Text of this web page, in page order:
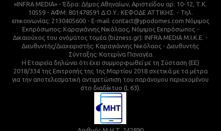
«INFRA MEDIA» - Έδρα: Δήμος Αθηναίων, Αριστείδου αρ. 10-12, Τ.Κ.
10559 - ΑΦΜ: 801478591 Δ.Ο.Υ.: ΚΕΦΟΔΕ ΑΤΤΙΚΗΣ. - Τηλ.
επικοινωνίας: 2130405600 - E-mail: contact@ypodomes.com Νόμιμος
Εκπρόσωπος: Καραγιάννης Νικόλαος, Νόμιμος Εκπρόσωπος -
Δικαιούχος του ονόματος τομέα (bizness.gr): INFRA MEDIA M.I.K.E. -
Διευθυντής/Διαχειριστής: Καραγιάννης Νικόλαος - Διευθυντής
Σύνταξης: Κατερίνα Παναγέα
Η Εταιρεία δηλώνει ότι έχει συμμορφωθεί με τη Σύσταση (ΕΕ)
2018/334 της Επιτροπής της 1ης Μαρτίου 2018 σχετικά με τα μέτρα
για την αποτελεσματική αντιμετώπιση του παράνομου περιεχομένου
στο διαδίκτυο (L 63).